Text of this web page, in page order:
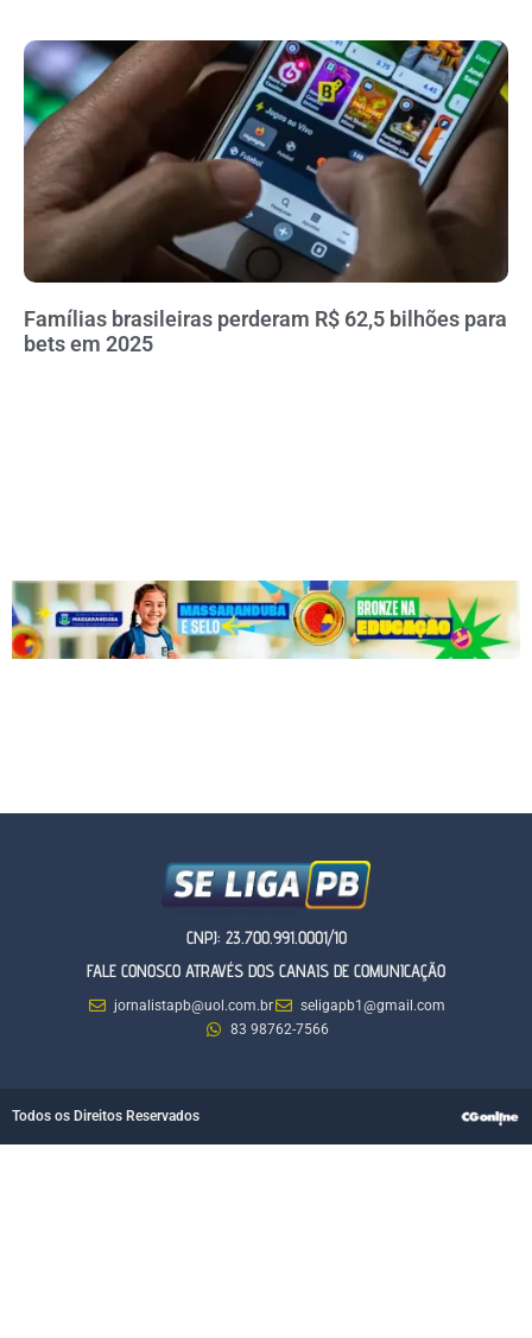
Famílias brasileiras perderam R$ 62,5 bilhões para
bets em 2025
CNPJ: 23.700.991.0001/10
FALE CONOSCO ATRAVÉS DOS CANAIS DE COMUNICAÇÃO
jornalistapb@uol.com.br
seligapb1@gmail.com
83 98762-7566
Todos os Direitos Reservados